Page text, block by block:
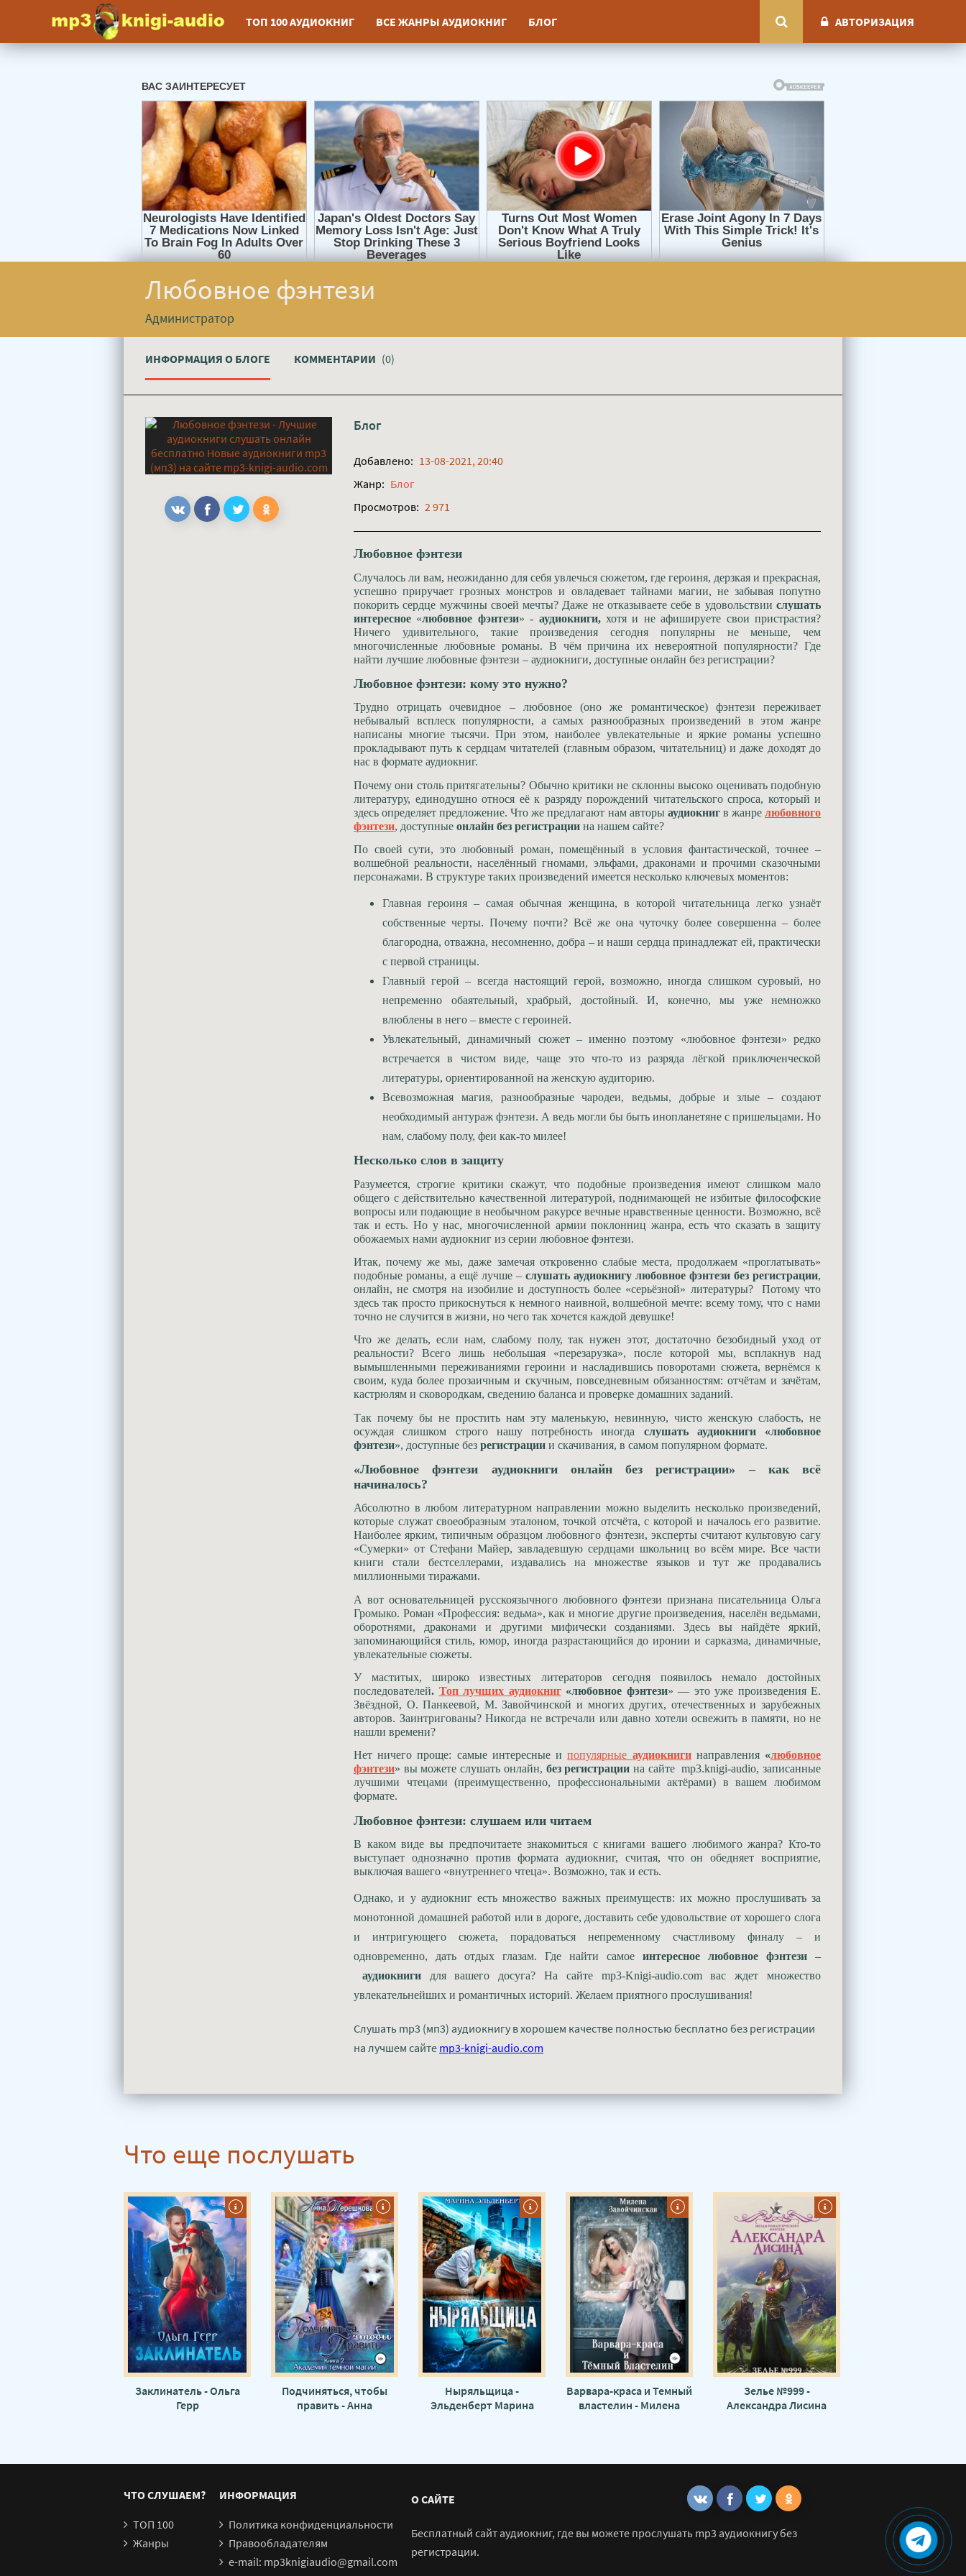
ТОП 100 АУДИОКНИГ ВСЕ ЖАНРЫ АУДИОКНИГ БЛОГ АВТОРИЗАЦИЯ
Любовное фэнтези
Администратор
ИНФОРМАЦИЯ О БЛОГЕ КОММЕНТАРИИ (0)
Блог
Добавлено: 13-08-2021, 20:40
Жанр: Блог
Просмотров: 2 971
Любовное фэнтези
Случалось ли вам, неожиданно для себя увлечься сюжетом, где героиня, дерзкая и прекрасная,
успешно приручает грозных монстров и овладевает тайнами магии, не забывая попутно
покорить сердце мужчины своей мечты? Даже не отказываете себе в удовольствии слушать
интересное «любовное фэнтези» - аудиокниги,хотя и не афишируете свои пристрастия?
Ничего удивительного, такие произведения сегодня популярны не меньше, чем
многочисленные любовные романы. В чём причина их невероятной популярности? Где
найти лучшие любовные фэнтези – аудиокниги, доступные онлайн без регистрации?
Любовное фэнтези: кому это нужно?
Трудно отрицать очевидное – любовное (оно же романтическое) фэнтези переживает
небывалый всплеск популярности, а самых разнообразных произведений в этом жанре
написаны многие тысячи. При этом, наиболее увлекательные и яркие романы успешно
прокладывают путь к сердцам читателей (главным образом, читательниц) и даже доходят до
нас в формате аудиокниг.
Почему они столь притягательны? Обычно критики не склонны высоко оценивать подобную
литературу, единодушно относя её к разряду порождений читательского спроса, который и
здесь определяет предложение. Что же предлагают нам авторы аудиокнигв жанрелюбовного
фэнтези, доступные онлайн без регистрации на нашем сайте?
По своей сути, это любовный роман, помещённый в условия фантастической, точнее –
волшебной реальности, населённый гномами, эльфами, драконами и прочими сказочными
персонажами. В структуре таких произведений имеется несколько ключевых моментов:
Главная героиня – самая обычная женщина, в которой читательница легко узнаёт
собственные черты. Почему почти? Всё же она чуточку более совершенна – более
благородна, отважна, несомненно, добра – и наши сердца принадлежат ей, практически
с первой страницы.
Главный герой – всегда настоящий герой, возможно, иногда слишком суровый, но
непременно обаятельный, храбрый, достойный. И, конечно, мы уже немножко
влюблены в него – вместе с героиней.
Увлекательный, динамичный сюжет – именно поэтому «любовное фэнтези» редко
встречается в чистом виде, чаще это что-то из разряда лёгкой приключенческой
литературы, ориентированной на женскую аудиторию.
Всевозможная магия, разнообразные чародеи, ведьмы, добрые и злые – создают
необходимый антураж фэнтези. А ведь могли бы быть инопланетяне с пришельцами. Но
нам, слабому полу, феи как-то милее!
Несколько слов в защиту
Разумеется, строгие критики скажут, что подобные произведения имеют слишком мало
общего с действительно качественной литературой, поднимающей не избитые философские
вопросы или подающие в необычном ракурсе вечные нравственные ценности. Возможно, всё
так и есть. Но у нас, многочисленной армии поклонниц жанра, есть что сказать в защиту
обожаемых нами аудиокниг из серии любовное фэнтези.
Итак, почему же мы, даже замечая откровенно слабые места, продолжаем «проглатывать»
подобные романы, а ещё лучше – слушать аудиокнигу любовное фэнтези без регистрации,
онлайн, не смотря на изобилие и доступность более «серьёзной» литературы? Потому что
здесь так просто прикоснуться к немного наивной, волшебной мечте: всему тому, что с нами
точно не случится в жизни, но чего так хочется каждой девушке!
Что же делать, если нам, слабому полу, так нужен этот, достаточно безобидный уход от
реальности? Всего лишь небольшая «перезарузка», после которой мы, всплакнув над
вымышленными переживаниями героини и насладившись поворотами сюжета, вернёмся к
своим, куда более прозаичным и скучным, повседневным обязанностям: отчётам и зачётам,
кастрюлям и сковородкам, сведению баланса и проверке домашних заданий.
Так почему бы не простить нам эту маленькую, невинную, чисто женскую слабость, не
осуждая слишком строго нашу потребность иногда слушать аудиокниги «любовное
фэнтези», доступные без регистрации и скачивания, в самом популярном формате.
«Любовное фэнтези аудиокниги онлайн без регистрации» – как всё
начиналось?
Абсолютно в любом литературном направлении можно выделить несколько произведений,
которые служат своеобразным эталоном, точкой отсчёта, с которой и началось его развитие.
Наиболее ярким, типичным образцом любовного фэнтези, эксперты считают культовую сагу
«Сумерки» от Стефани Майер, завладевшую сердцами школьниц во всём мире. Все части
книги стали бестселлерами, издавались на множестве языков и тут же продавались
миллионными тиражами.
А вот основательницей русскоязычного любовного фэнтези признана писательница Ольга
Громыко. Роман «Профессия: ведьма», как и многие другие произведения, населён ведьмами,
оборотнями, драконами и другими мифически созданиями. Здесь вы найдёте яркий,
запоминающийся стиль, юмор, иногда разрастающийся до иронии и сарказма, динамичные,
увлекательные сюжеты.
У маститых, широко известных литераторов сегодня появилось немало достойных
последователей. Топ лучших аудиокниг«любовное фэнтези» — это уже произведения Е.
Звёздной, О. Панкеевой, М. Завойчинской и многих других, отечественных и зарубежных
авторов. Заинтригованы? Никогда не встречали или давно хотели освежить в памяти, но не
нашли времени?
Нет ничего проще: самые интересные ипопулярные аудиокнигинаправления «любовное
фэнтези» вы можете слушать онлайн, без регистрации на сайте mp3.knigi-audio, записанные
лучшими чтецами (преимущественно, профессиональными актёрами) в вашем любимом
формате.
Любовное фэнтези: слушаем или читаем
В каком виде вы предпочитаете знакомиться с книгами вашего любимого жанра? Кто-то
выступает однозначно против формата аудиокниг, считая, что он обедняет восприятие,
выключая вашего «внутреннего чтеца». Возможно, так и есть.
Однако, и у аудиокниг есть множество важных преимуществ: их можно прослушивать за
монотонной домашней работой или в дороге, доставить себе удовольствие от хорошего слога
и интригующего сюжета, порадоваться непременному счастливому финалу – и
одновременно, дать отдых глазам. Где найти самое интересное любовное фэнтези –
аудиокнигидля вашего досуга? На сайте mp3-Knigi-audio.com вас ждет множество
увлекательнейших и романтичных историй. Желаем приятного прослушивания!
Слушать mp3 (мп3) аудиокнигу в хорошем качестве полностью бесплатно без регистрации
на лучшем сайте mp3-knigi-audio.com
Что еще послушать
Заклинатель - Ольга
Герр
Подчиняться, чтобы
править - Анна
Ныряльщица -
Эльденберт Марина
Варвара-краса и Темный
властелин - Милена
Зелье №999 -
Александра Лисина
ЧТО СЛУШАЕМ?
ТОП 100
Жанры
ИНФОРМАЦИЯ
Политика конфиденциальности
Правообладателям
e-mail: mp3knigiaudio@gmail.com
О САЙТЕ
Бесплатный сайт аудиокниг, где вы можете прослушать mp3 аудиокнигу без
регистрации.